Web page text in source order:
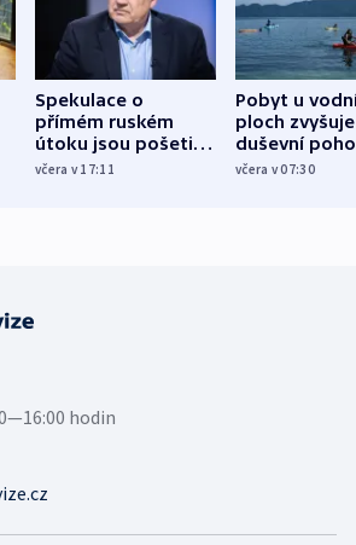
Spekulace o
přímém ruském
útoku jsou pošetilé,
míní estonský
včera v 17:11
Pobyt u
ploch zvyšuje
duševní
ukázala
včera v 07:30
hodin